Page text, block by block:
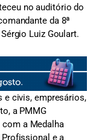
no auditório do
da 8ª
Luiz Goulart.
e civis, empresários,
a PMMG
a Medalha
e a